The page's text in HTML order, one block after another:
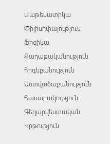
Մաթեմատիկա
Փիլիսոփայություն
Ֆիզիկա
Քաղաքականություն
Հոգեբանություն
Աստվածաբանություն
Հասարակություն
Գեղարվեստական
Կրթություն